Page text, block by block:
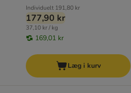
Individuelt 191,80 kr
177,90 kr
37,10 kr / kg
169,01 kr
Læg i kurv